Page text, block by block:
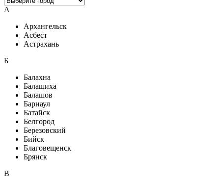
А
Архангельск
Асбест
Астрахань
Б
Балахна
Балашиха
Балашов
Барнаул
Батайск
Белгород
Березовский
Бийск
Благовещенск
Брянск
В